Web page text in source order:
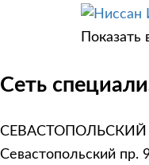
Показать
Сеть
СЕВАСТОПОЛЬСКИЙ
Севастопольский пр.